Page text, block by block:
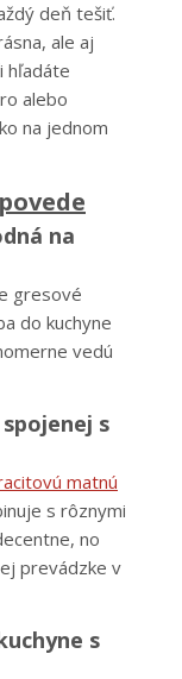
deň tešiť.
ale aj
hľadáte
alebo
na jednom
na
gresové
do kuchyne
vedú
s
matnú
s rôznymi
no
prevádzke v
s